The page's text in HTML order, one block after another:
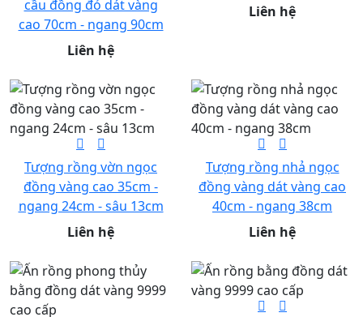
cầu đồng đỏ dát vàng
cao 70cm - ngang 90cm
Liên hệ
Liên hệ
Tượng rồng vờn ngọc
đồng vàng cao 35cm -
ngang 24cm - sâu 13cm
Liên hệ
Tượng rồng nhả ngọc
đồng vàng dát vàng cao
40cm - ngang 38cm
Liên hệ